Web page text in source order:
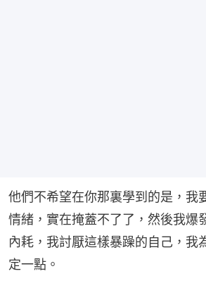
他們不希望在你那裏學到的是，我
情緒，實在掩蓋不了了，然後我爆
內耗，我討厭這樣暴躁的自己，我
定一點。